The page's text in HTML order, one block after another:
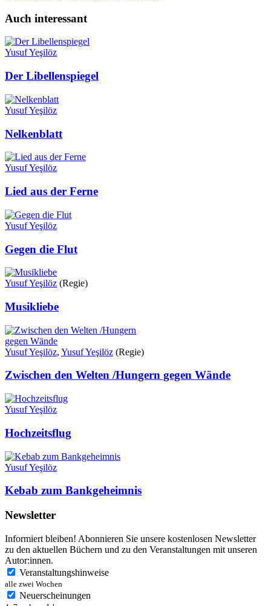
Auch interessant
Yusuf Yeşilöz
Der Libellenspiegel
Yusuf Yeşilöz
Nelkenblatt
Yusuf Yeşilöz
Lied aus der Ferne
Yusuf Yeşilöz
Gegen die Flut
Yusuf Yeşilöz (Regie)
Musikliebe
Yusuf Yeşilöz, Yusuf Yeşilöz (Regie)
Zwischen den Welten /Hungern gegen Wände
Yusuf Yeşilöz
Hochzeitsflug
Yusuf Yeşilöz
Kebab zum Bankgeheimnis
Newsletter
Informiert bleiben! Abonnieren Sie unsere kostenlosen Newsletter
zu den aktuellen Büchern und zu den Veranstaltungen mit unseren
Autor:innen.
Veranstaltungshinweise
alle zwei Wochen
Neuerscheinungen